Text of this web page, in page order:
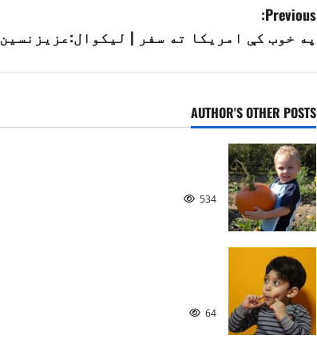
P
o
t
n
a
v
i
g
a
Previous:
په خوب کې امریکا ته سفر | لیکوال:عزیزنسین
AUTHOR'S OTHER POSTS
534
64